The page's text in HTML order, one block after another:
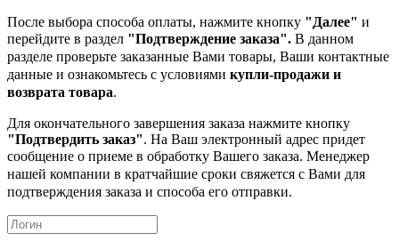
После выбора способа оплаты, нажмите кнопку "Далее" и
перейдите в раздел "Подтверждение заказа". В данном
разделе проверьте заказанные Вами товары, Ваши контактные
данные и ознакомьтесь с условиями купли-продажи и
возврата товара.
Для окончательного завершения заказа нажмите кнопку
"Подтвердить заказ". На Ваш электронный адрес придет
сообщение о приеме в обработку Вашего заказа. Менеджер
нашей компании в кратчайшие сроки свяжется с Вами для
подтверждения заказа и способа его отправки.